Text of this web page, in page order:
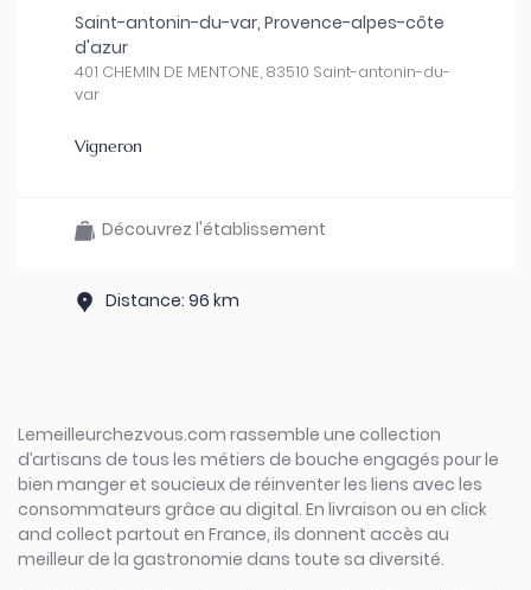
Saint-antonin-du-var, Provence-alpes-côte
d'azur
401 CHEMIN DE MENTONE, 83510 Saint-antonin-du-
var
Vigneron
Découvrez l'établissement
Distance: 96 km
Lemeilleurchezvous.com rassemble une collection
d’artisans de tous les métiers de bouche engagés pour le
bien manger et soucieux de réinventer les liens avec les
consommateurs grâce au digital. En livraison ou en click
and collect partout en France, ils donnent accès au
meilleur de la gastronomie dans toute sa diversité.